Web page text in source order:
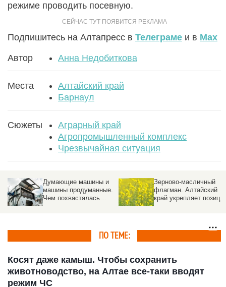
режиме проводить посевную.
Подпишитесь на Алтапресс в Телеграме и в Max
Автор Анна Недобиткова
Места
Алтайский край
Барнаул
Сюжеты
Аграрный край
Агропромышленный комплекс
Чрезвычайная ситуация
Думающие машины и
машины продуманные.
Чем похвасталась
Зерново-масличный
флагман. Алтайский
край укрепляет
ПО ТЕМЕ:
Косят даже камыш. Чтобы сохранить
животноводство, на Алтае все-таки вводят
режим ЧС